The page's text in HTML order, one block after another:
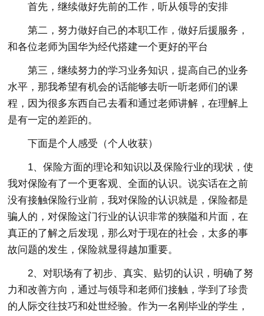
首先，继续做好先前的工作，听从领导的安排
第二，努力做好自己的本职工作，做好后援服务，
和各位老师为国华为经代搭建一个更好的平台
第三，继续努力的学习业务知识，提高自己的业务
水平，那我希望有机会的话能够去听一听老师们的课
程，因为很多东西自己去看和通过老师讲解，在理解上
是有一定的差距的。
下面是个人感受（个人收获）
1、保险方面的理论和知识以及保险行业的现状，使
我对保险有了一个更客观、全面的认识。说实话在之前
没有接触保险行业前，我对保险的认识就是，保险都是
骗人的，对保险这门行业的认识非常的狭隘和片面，在
真正的了解之后发现，那么对于现在的社会，太多的事
故问题的发生，保险就显得越加重要。
2、对职场有了初步、真实、贴切的认识，明确了努
力和改善方向，通过与领导和老师们接触，学到了珍贵
的人际交往技巧和处世经验。作为一名刚毕业的学生，